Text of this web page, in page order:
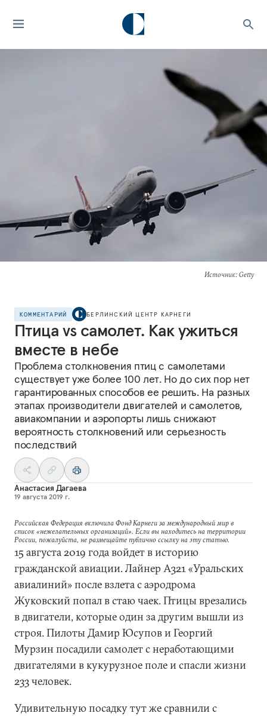
Источник: Getty
КОММЕНТАРИЙ БЕРЛИНСКИЙ ЦЕНТР КАРНЕГИ
Птица vs самолет. Как ужиться
вместе в небе
Проблема столкновения птиц с самолетами
существует уже более 100 лет. Но до сих пор нет
гарантированных способов ее решить. На разных
этапах производители двигателей и самолетов,
авиакомпании и аэропорты лишь снижают
вероятность столкновений или серьезность
последствий
Анастасия Дагаева
19 августа 2019 г.
Российская Федерация включила Фонд Карнеги за международный мир в
список «нежелательных организаций». Если вы находитесь на территории
России, пожалуйста, не размещайте публично ссылку на эту статью.
15 августа 2019 года войдет в историю
гражданской авиации. Лайнер A321 «Уральских
авиалиний» после взлета с аэродрома
Жуковский попал в стаю чаек. Птицы врезались
в двигатели, которые один за другим вышли из
строя. Пилоты Дамир Юсупов и Георгий
Мурзин посадили самолет с неработающими
двигателями в кукурузное поле и спасли жизни
233 человек.
Удивительную посадку тут же сравнили с